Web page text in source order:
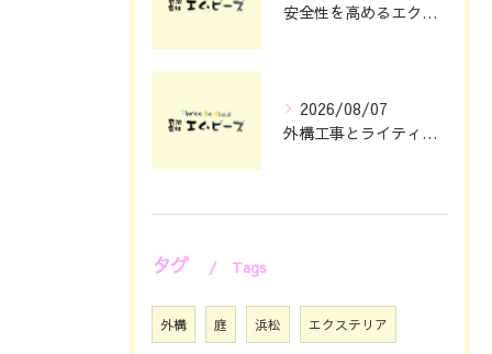
安全性を高めるエクステリアガレージ設計のポイント
2026/08/07
外構工事とライティングで夜まで映える静岡県浜松市の住まい演出術
タグ Tags
外構 庭 浜松 エクステリア